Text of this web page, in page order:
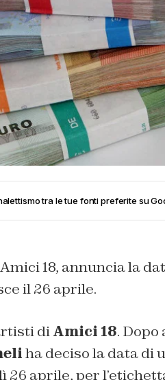
tra le tue fonti preferite su
18, annuncia la
il 26 aprile.
diAmici 18. Dopo
ha deciso la data di
26 aprile, per